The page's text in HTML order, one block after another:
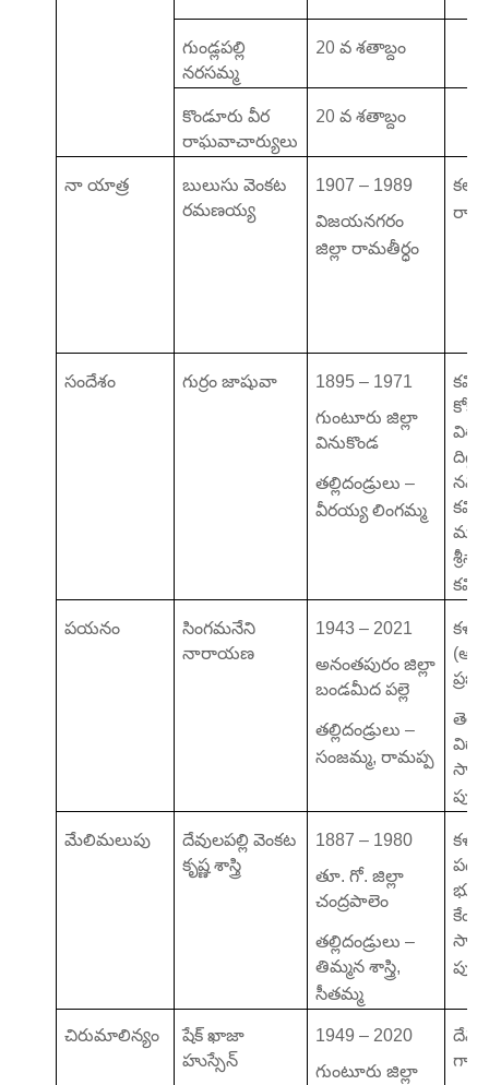
గుండ్లపల్లి
నరసమ్మ
20వ శతాబ్దం
కొండూరు వీర
రాఘవాచార్యులు
20వ శతాబ్దం
నా యాత్ర
బులుసు వెంకట
రమణయ్య
1907 – 1989
విజయనగరం
జిల్లా రామతీర్ధం
కలం
రావ్
సందేశం గుర్రం జాషువా
1895 – 1971
గుంటూరు జిల్లా
వినుకొండ
తల్లిదండ్రులు –
వీరయ్య లింగమ్మ
కవి
కవి
కవి
పయనం
సింగమనేని
నారాయణ
1943 – 2021
అనంతపురం జిల్లా
బండమీద పల్లె
తల్లిదండ్రులు –
సంజమ్మ, రామప్ప
(ఆ.
మేలిమలుపు
దేవులపల్లి వెంకట
కృష్ణ శాస్త్రి
1887 – 1980
తూ. గో. జిల్లా
చంద్రపాలెం
తల్లిదండ్రులు –
తిమ్మన శాస్త్రి,
సీతమ్మ
కళా
పద్మ
కేంద్ర
చిరుమాలిన్యం
షేక్ ఖాజా
హుస్సేన్
1949 – 2020
గుంటూరు జిల్లా
దేవి
గా